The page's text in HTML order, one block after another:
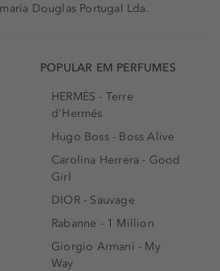
Douglas Portugal Lda.
POPULAR EM PERFUMES
HERMÈS - Terre
d'Hermés
Hugo Boss - Boss Alive
Carolina Herrera - Good
Girl
DIOR - Sauvage
Rabanne - 1 Million
Giorgio Armani - My
Way